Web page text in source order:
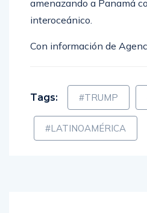
amenazando a Panamá
interoceánico.
Con información de
Tags: #TRUMP
#LATINOAMÉRICA